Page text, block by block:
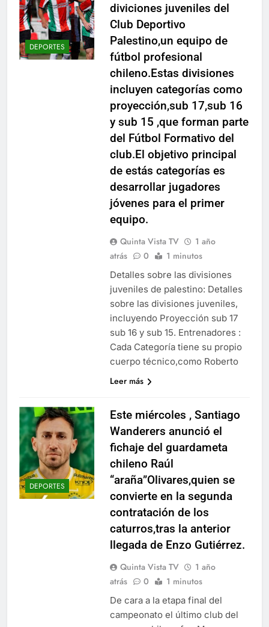
DEPORTES
diviciones juveniles del
Club Deportivo
Palestino,un equipo de
fútbol profesional
chileno.Estas divisiones
incluyen categorías como
proyección,sub 17,sub 16
y sub 15 ,que forman parte
del Fútbol Formativo del
club.El objetivo principal
de estás categorías es
desarrollar jugadores
jóvenes para el primer
equipo.
Quinta Vista TV
1 año
atrás
0 1 minutos
Detalles sobre las divisiones
juveniles de palestino: Detalles
sobre las divisiones juveniles,
incluyendo Proyección sub 17
sub 16 y sub 15. Entrenadores :
Cada Categoría tiene su propio
cuerpo técnico,como Roberto
Leer más
DEPORTES
Este miércoles , Santiago
Wanderers anunció el
fichaje del guardameta
chileno Raúl
“araña”Olivares,quien se
convierte en la segunda
contratación de los
caturros,tras la anterior
llegada de Enzo Gutiérrez.
Quinta Vista TV
1 año
atrás
0 1 minutos
De cara a la etapa final del
campeonato el último club del